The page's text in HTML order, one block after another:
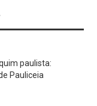
paulista:
Pauliceia